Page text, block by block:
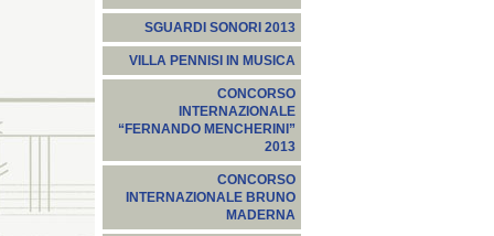
SGUARDI SONORI 2013
VILLA PENNISI IN MUSICA
CONCORSO
INTERNAZIONALE
“FERNANDO MENCHERINI”
2013
CONCORSO
INTERNAZIONALE BRUNO
MADERNA